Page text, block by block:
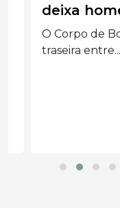
deixa
O Corpo de
traseira entre...